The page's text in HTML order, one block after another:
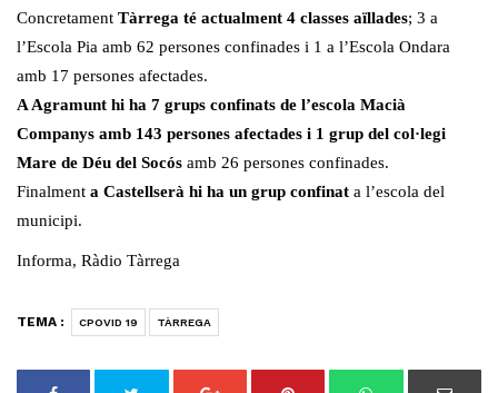
Concretament Tàrrega té actualment 4 classes aïllades; 3 a
l’Escola Pia amb 62 persones confinades i 1 a l’Escola Ondara
amb 17 persones afectades.
A Agramunt hi ha 7 grups confinats de l’escola Macià
Companys amb 143 persones afectades i 1 grup del col·legi
Mare de Déu del Socós amb 26 persones confinades.
Finalment a Castellserà hi ha un grup confinat a l’escola del
municipi.
Informa, Ràdio Tàrrega
TEMA : CPOVID 19 TÀRREGA